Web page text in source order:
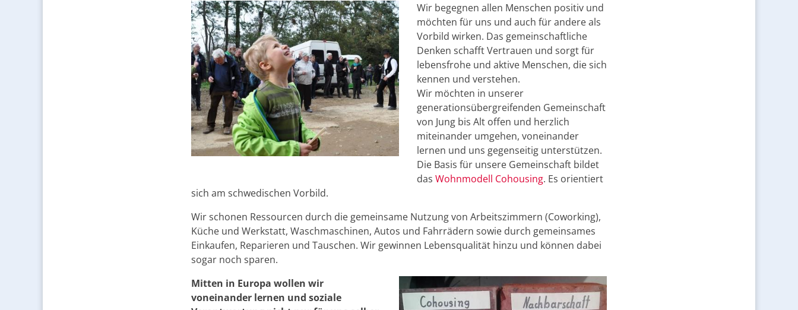
Wir begegnen allen Menschen positiv und
möchten für uns und auch für andere als
Vorbild wirken. Das gemeinschaftliche
Denken schafft Vertrauen und sorgt für
lebensfrohe und aktive Menschen, die sich
kennen und verstehen.
Wir möchten in unserer
generationsübergreifenden Gemeinschaft
von Jung bis Alt offen und herzlich
miteinander umgehen, voneinander
lernen und uns gegenseitig unterstützen.
Die Basis für unsere Gemeinschaft bildet
das Wohnmodell Cohousing. Es orientiert
sich am schwedischen Vorbild.
Wir schonen Ressourcen durch die gemeinsame Nutzung von Arbeitszimmern (Coworking),
Küche und Werkstatt, Waschmaschinen, Autos und Fahrrädern sowie durch gemeinsames
Einkaufen, Reparieren und Tauschen. Wir gewinnen Lebensqualität hinzu und können dabei
sogar noch sparen.
Mitten in Europa wollen wir
voneinander lernen und soziale